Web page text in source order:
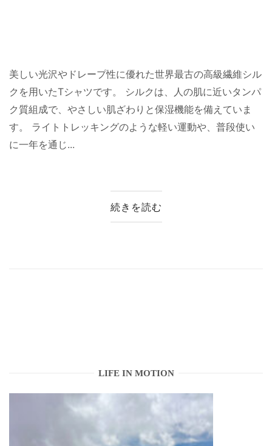
美しい光沢やドレープ性に優れた世界最古の高級繊維シル
クを用いたTシャツです。 シルクは、人の肌に近いタンパ
ク質組成で、やさしい肌ざわりと保湿機能を備えていま
す。 ライトトレッキングのような軽い運動や、普段使い
に一年を通じ...
続きを読む
LIFE IN MOTION